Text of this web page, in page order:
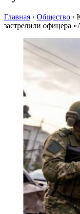
Главная › Общество ›
застрелили офицера